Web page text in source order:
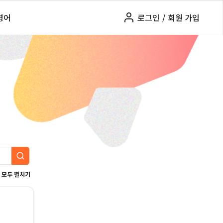
어 로그인 / 회원 가입
모두 펼치기